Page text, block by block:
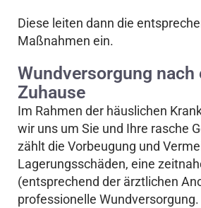
Diese leiten dann die
Maßnahmen ein.
Wundversorgung nach
Zuhause
Im Rahmen der häuslichen
wir uns um Sie und Ihre rasche
zählt die Vorbeugung und
Lagerungsschäden, eine
(entsprechend der ärztlichen
professionelle Wundversorgung.